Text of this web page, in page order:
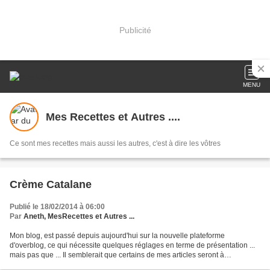
Publicité
MENU
Mes Recettes et Autres ....
Ce sont mes recettes mais aussi les autres, c'est à dire les vôtres
Crème Catalane
Publié le 18/02/2014 à 06:00
Par Aneth, MesRecettes et Autres ...
Mon blog, est passé depuis aujourd'hui sur la nouvelle plateforme
d'overblog, ce qui nécessite quelques réglages en terme de présentation ...
mais pas que ... Il semblerait que certains de mes articles seront à